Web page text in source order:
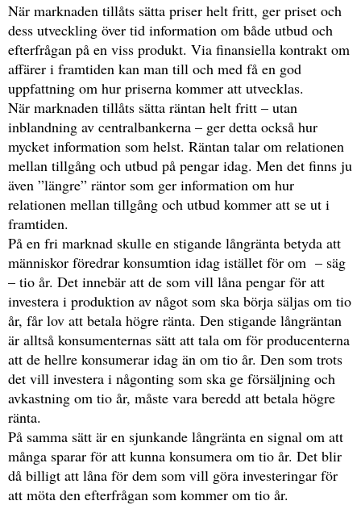
När marknaden tillåts sätta priser helt fritt, ger priset och
dess utveckling över tid information om både utbud och
efterfrågan på en viss produkt. Via finansiella kontrakt om
affärer i framtiden kan man till och med få en god
uppfattning om hur priserna kommer att utvecklas.
När marknaden tillåts sätta räntan helt fritt – utan
inblandning av centralbankerna – ger detta också hur
mycket information som helst. Räntan talar om relationen
mellan tillgång och utbud på pengar idag. Men det finns ju
även ”längre” räntor som ger information om hur
relationen mellan tillgång och utbud kommer att se ut i
framtiden.
På en fri marknad skulle en stigande långränta betyda att
människor föredrar konsumtion idag istället för om – säg
– tio år. Det innebär att de som vill låna pengar för att
investera i produktion av något som ska börja säljas om tio
år, får lov att betala högre ränta. Den stigande långräntan
är alltså konsumenternas sätt att tala om för producenterna
att de hellre konsumerar idag än om tio år. Den som trots
det vill investera i någonting som ska ge försäljning och
avkastning om tio år, måste vara beredd att betala högre
ränta.
På samma sätt är en sjunkande långränta en signal om att
många sparar för att kunna konsumera om tio år. Det blir
då billigt att låna för dem som vill göra investeringar för
att möta den efterfrågan som kommer om tio år.